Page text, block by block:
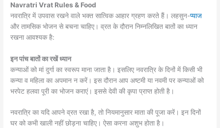
Navratri Vrat Rules & Food
नवरात्रि में उपवास रखने वाले भक्त सात्विक आहार ग्रहण करते हैं। लहसुन-प्याज
और तामसिक भोजन से बचना चाहिए। व्रत के दौरान निम्नलिखित बातों का ध्यान
रखना आवश्यक है:
इन पांच बातों का रखें ध्यान
कन्याओं को मां दुर्गा का स्वरूप माना जाता है। इसलिए नवरात्रि के दिनों में किसी भी
कन्या व महिला का अपमान न करें। इस दौरान आप अष्टमी या नवमी पर कन्याओं को
भरपेट हलवा पूरी का भोजन कराएं। इससे देवी की कृपा प्राप्त होती है।
नवरात्रि का यदि आपने व्रत रखा है, तो नियमानुसार माता की पूजा करें। इन दिनों
घर को कभी खाली नहीं छोड़ना चाहिए। ऐसा करना अशुभ होता है।